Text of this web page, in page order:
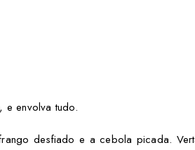
e envolva tudo.
desfiado e a cebola picada.